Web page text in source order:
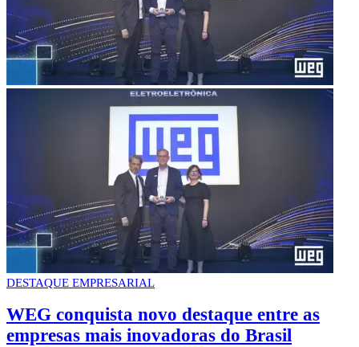
DESTAQUE EMPRESARIAL
WEG conquista novo destaque entre as
empresas mais inovadoras do Brasil